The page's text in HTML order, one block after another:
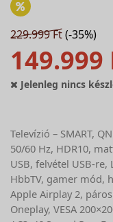
229.999 Ft(-35%)
149.999
Jelenleg nincs
Televízió – SMART,
50/60 Hz, HDR10,
USB, felvétel USB-
HbbTV, gamer mód,
Apple Airplay 2,
Oneplay, VESA